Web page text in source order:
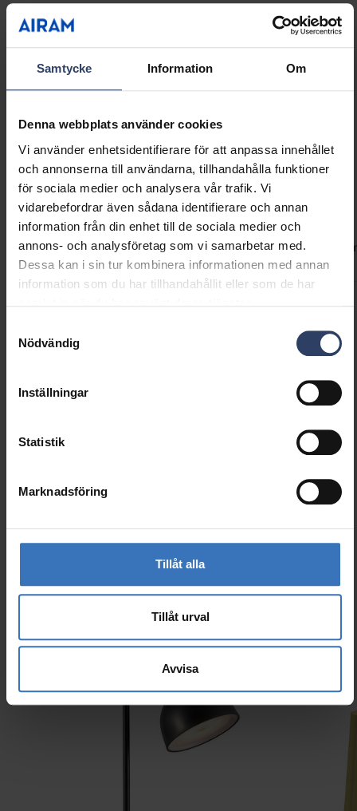
Samtycke Information Om
Denna webbplats använder cookies
Vi använder enhetsidentifierare för att anpassa innehållet
och annonserna till användarna, tillhandahålla funktioner
för sociala medier och analysera vår trafik. Vi
vidarebefordrar även sådana identifierare och annan
information från din enhet till de sociala medier och
annons- och analysföretag som vi samarbetar med.
Dessa kan i sin tur kombinera informationen med annan
information som du har tillhandahållit eller som de har
Nödvändig
Inställningar
Statistik
Marknadsföring
Tillåt alla
Tillåt urval
Avvisa
Nyckelflaggan och märket Design from Finland.
Finns i tre färgalternativ: vit, mörkgrå pärlemor
och vaniljgult.
Show more
GTIN
6435200319104
Teknisk information
Koder Produktversioner Nedladdningar Teknisk
6435200319104
Kod
Liknande produkter